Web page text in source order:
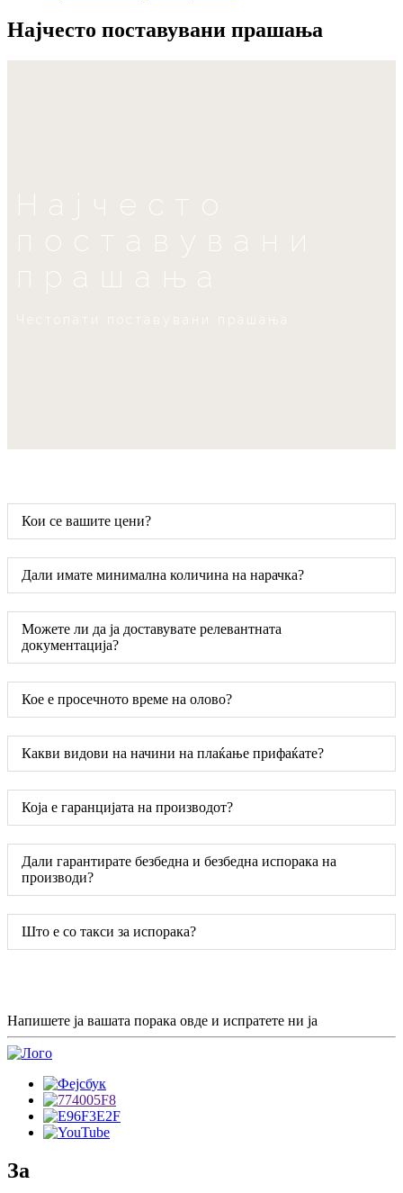
Најчесто поставувани прашања
Најчесто
поставувани
прашања
Кои се вашите цени?
Дали имате минимална количина на нарачка?
Можете ли да ја доставувате релевантната
документација?
Кое е просечното време на олово?
Какви видови на начини на плаќање прифаќате?
Која е гаранцијата на производот?
Дали гарантирате безбедна и безбедна испорака на
производи?
Што е со такси за испорака?
Напишете ја вашата порака овде и испратете ни ја
За